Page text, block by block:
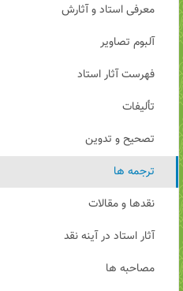
معرفی استاد و آثارش
آلبوم تصاویر
فهرست آثار استاد
تألیفات
تصحیح و تدوین
ترجمه ها
نقدها و مقالات
آثار استاد در آینه نقد
مصاحبه ها